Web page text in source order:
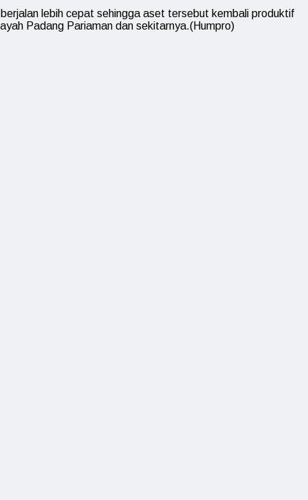
lebih cepat sehingga aset tersebut kembali produktif
Padang Pariaman dan sekitarnya.(Humpro)